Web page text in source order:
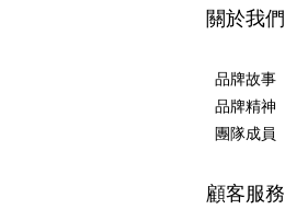
關於我們
品牌故事
品牌精神
團隊成員
顧客服務